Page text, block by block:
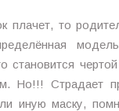
то
чертой
Но!!! Страдает
иную маску,